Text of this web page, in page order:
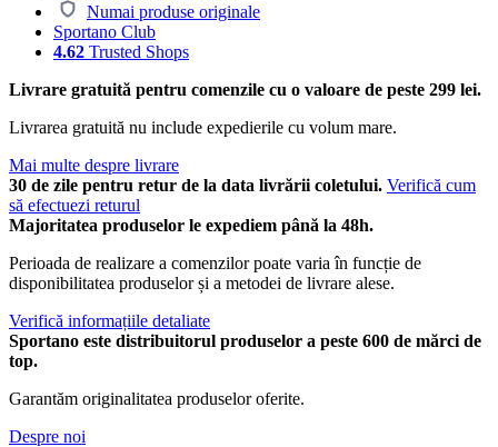
Numai produse originale
Sportano Club
4.62 Trusted Shops
Livrare gratuită pentru comenzile cu o valoare de peste 299 lei.
Livrarea gratuită nu include expedierile cu volum mare.
Mai multe despre livrare
30 de zile pentru retur de la data livrării coletului. Verifică cum
să efectuezi returul
Majoritatea produselor le expediem până la 48h.
Perioada de realizare a comenzilor poate varia în funcție de
disponibilitatea produselor și a metodei de livrare alese.
Verifică informațiile detaliate
Sportano este distribuitorul produselor a peste 600 de mărci de
top.
Garantăm originalitatea produselor oferite.
Despre noi